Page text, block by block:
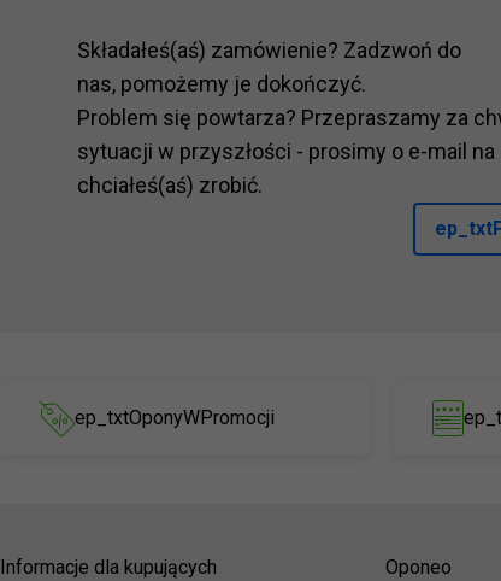
Składałeś(aś) zamówienie? Zadzwoń do
nas, pomożemy je dokończyć.
Problem się powtarza? Przepraszamy za
sytuacji w przyszłości - prosimy o e-mail na
chciałeś(aś) zrobić.
ep_txtOponyWPromocji
Informacje dla kupujących Oponeo